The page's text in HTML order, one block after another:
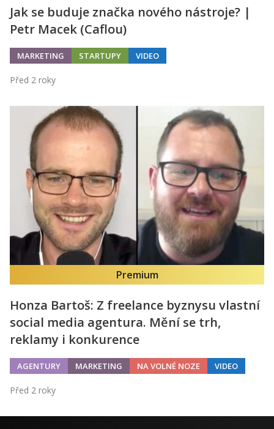
Jak se buduje značka nového nástroje? |
Petr Macek (Caflou)
MARKETING STARTUPY VIDEO
Před 2 roky
Premium
Honza Bartoš: Z freelance byznysu vlastní
social media agentura. Mění se trh,
reklamy i konkurence
AGENTURY MARKETING NA VOLNÉ NOZE VIDEO
Před 2 roky